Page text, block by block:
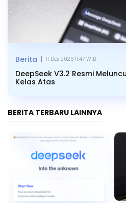
DeepSeek V3.2 Resmi
Kelas Atas
Berita | 11 Des 2025 11.47 WIB
BERITA TERBARU LAINNYA